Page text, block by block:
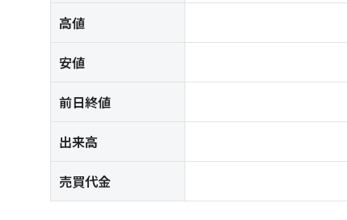
高値
安値
前日終値
出来高
売買代金